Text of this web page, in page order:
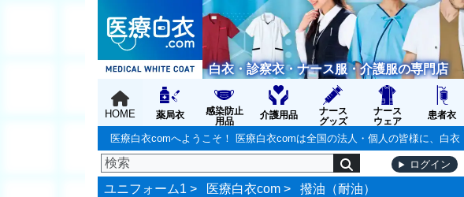
白衣・診察衣・ナース服・介護服の専門店
HOME 薬局衣
感染防止
用品
介護用品
ナース
グッズ
ナース
ウェア
患者衣
医療白衣comへようこそ！ 医療白衣comは全国の法人・個人の皆様に、白
ログイン
ユニフォーム1 > 医療白衣com > 撥油（耐油）